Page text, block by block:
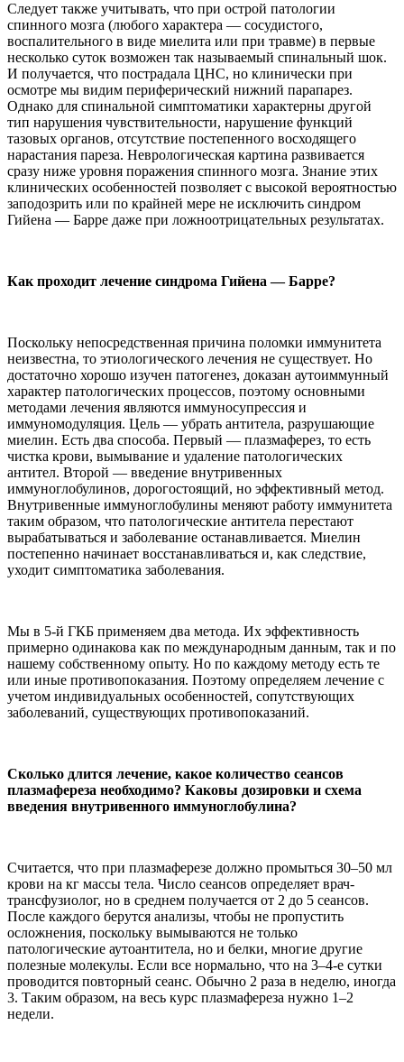
Следует также учитывать, что при острой патологии
спинного мозга (любого характера — сосудистого,
воспалительного в виде миелита или при травме) в первые
несколько суток возможен так называемый спинальный шок.
И получается, что пострадала ЦНС, но клинически при
осмотре мы видим периферический нижний парапарез.
Однако для спинальной симптоматики характерны другой
тип нарушения чувствительности, нарушение функций
тазовых органов, отсутствие постепенного восходящего
нарастания пареза. Неврологическая картина развивается
сразу ниже уровня поражения спинного мозга. Знание этих
клинических особенностей позволяет с высокой вероятностью
заподозрить или по крайней мере не исключить синдром
Гийена — Барре даже при ложноотрицательных результатах.
Как проходит лечение синдрома Гийена — Барре?
Поскольку непосредственная причина поломки иммунитета
неизвестна, то этиологического лечения не существует. Но
достаточно хорошо изучен патогенез, доказан аутоиммунный
характер патологических процессов, поэтому основными
методами лечения являются иммуносупрессия и
иммуномодуляция. Цель — убрать антитела, разрушающие
миелин. Есть два способа. Первый — плазмаферез, то есть
чистка крови, вымывание и удаление патологических
антител. Второй — введение внутривенных
иммуноглобулинов, дорогостоящий, но эффективный метод.
Внутривенные иммуноглобулины меняют работу иммунитета
таким образом, что патологические антитела перестают
вырабатываться и заболевание останавливается. Миелин
постепенно начинает восстанавливаться и, как следствие,
уходит симптоматика заболевания.
Мы в 5-й ГКБ применяем два метода. Их эффективность
примерно одинакова как по международным данным, так и по
нашему собственному опыту. Но по каждому методу есть те
или иные противопоказания. Поэтому определяем лечение с
учетом индивидуальных особенностей, сопутствующих
заболеваний, существующих противопоказаний.
Сколько длится лечение, какое количество сеансов
плазмафереза необходимо? Каковы дозировки и схема
введения внутривенного иммуноглобулина?
Считается, что при плазмаферезе должно промыться 30–50 мл
крови на кг массы тела. Число сеансов определяет врач-
трансфузиолог, но в среднем получается от 2 до 5 сеансов.
После каждого берутся анализы, чтобы не пропустить
осложнения, поскольку вымываются не только
патологические аутоантитела, но и белки, многие другие
полезные молекулы. Если все нормально, что на 3–4-е сутки
проводится повторный сеанс. Обычно 2 раза в неделю, иногда
3. Таким образом, на весь курс плазмафереза нужно 1–2
недели.